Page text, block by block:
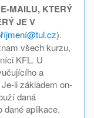
MAILU, KTERÝ
JE V
).
všech kurzu,
KFL. U
a
li základem on-
daná
dané aplikace.